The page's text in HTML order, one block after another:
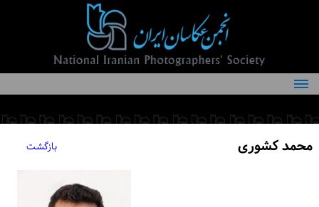
درباره انجمن
کمیته‌های انجمن
محمد کشوری بازگشت